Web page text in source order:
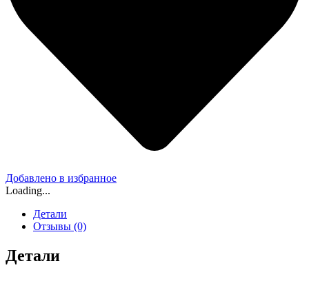
Добавлено в избранное
Loading...
Детали
Отзывы (0)
Детали